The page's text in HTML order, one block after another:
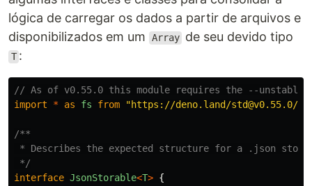
lógica de carregar os dados a partir de arquivos e
disponibilizados em um
Array de seu devido tipo
T :
// As of v0.55.0 this module requires the --unstable
import
* as fs from "https://deno.land/std@v0.55.0/
/**
* Describes the expected structure for a .json
*/
interface JsonStorable<T> {